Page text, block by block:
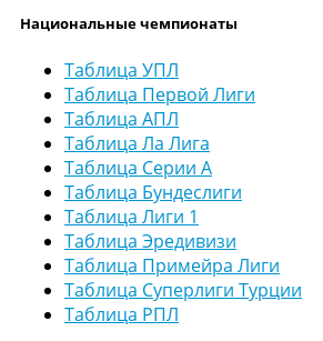
Национальные чемпионаты
Таблица УПЛ
Таблица Первой Лиги
Таблица АПЛ
Таблица Ла Лига
Таблица Серии А
Таблица Бундеслиги
Таблица Лиги 1
Таблица Эредивизи
Таблица Примейра Лиги
Таблица Суперлиги Турции
Таблица РПЛ